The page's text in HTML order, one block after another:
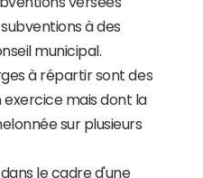
à des
municipal.
à répartir sont des
mais dont la
sur plusieurs
dans le cadre d'une